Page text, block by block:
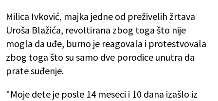
Milica Ivković, majka jedne od preživelih žrtava
Uroša Blažića, revoltirana zbog toga što nije
mogla da uđe, burno je reagovala i protestvovala
zbog toga što su samo dve porodice unutra da
prate suđenje.
"Moje dete je posle 14 meseci i 10 dana izašlo iz